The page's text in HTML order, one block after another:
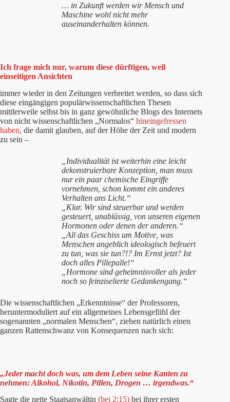
… in Zukunft werden wir Mensch und
Maschine wohl nicht mehr
auseinanderhalten können.
Ich frage mich nur, warum diese dürftigen, weil
einseitigen Ansichten
immer wieder in den Zeitungen verbreitet werden, so dass sich
diese eingängigen populärwissenschaftlichen Thesen
mittlerweile selbst bis in ganz gewöhnliche Blogs des Internets
von nicht wissenschaftlichen „Normalos“ hineingefressen
haben, die damit glauben, auf der Höhe der Zeit und modern
zu sein –
„Individualität ist weiterhin eine leicht
dekonstruierbare Konzeption, man muss
nur ein paar chemische Eingriffe
vornehmen, schon kommt ein anderes
Verhalten ans Licht.“
„Klar. Wir sind steuerbar und werden
gesteuert, unablässig, von unseren eigenen
Hormonen oder denen der anderen.“
„All das Geschiss um Motive, was
Menschen angeblich ideologisch befeuert
zu tun, was sie tun?!? Im Ernst jetzt? Ist
doch alles Pillepalle!“
Hormone sind geheimnisvoller als jeder
noch so feinziselierte Gedankengang.“
Die wissenschaftlichen „Erkenntnisse“ der Professoren,
heruntermoduliert auf ein allgemeines Lebensgefühl der
sogenannten „normalen Menschen“, ziehen natürlich einen
ganzen Rattenschwanz von Konsequenzen nach sich:
„Jeder macht doch was, um dem Leben seine Kanten zu
nehmen: Alkohol, Nikotin, Pillen, Drogen … irgendwas.“
Sagte die nette Staatsanwältin (bei 2:15) bei ihrer ersten